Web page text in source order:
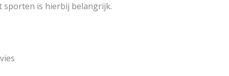
is hierbij belangrijk.